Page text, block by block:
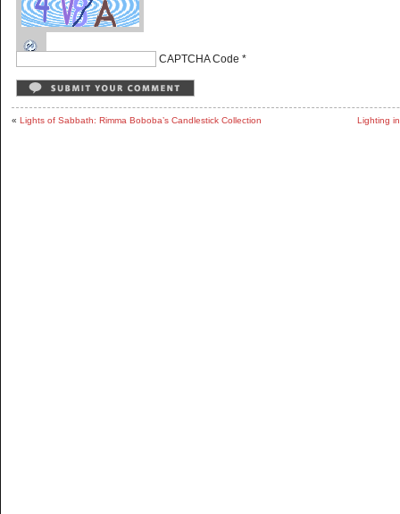
CAPTCHA Code *
« Lights of Sabbath: Rimma Boboba’s Candlestick Collection Lighting